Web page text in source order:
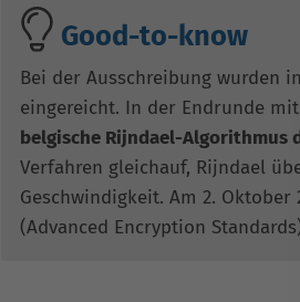
Good-to-know
Bei der Ausschreibung wurden
eingereicht. In der Endrunde
belgische Rijndael-Algorithmus
Verfahren gleichauf, Rijndael
Geschwindigkeit. Am 2.
(Advanced Encryption